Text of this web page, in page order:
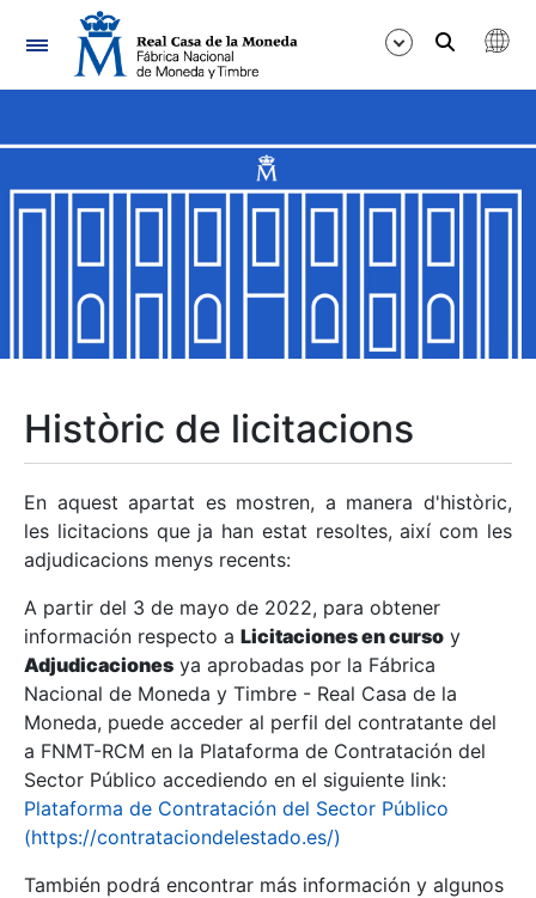
Navegació
Mostra/Amaga
Mostra/Amaga
Mostra/Amaga
Mostra/Amaga
Mostra/Amaga
Històric de licitacions
En aquest apartat es mostren, a manera d'històric,
les licitacions que ja han estat resoltes, així com les
adjudicacions menys recents:
A partir del 3 de mayo de 2022, para obtener
información respecto a Licitaciones en curso y
Adjudicaciones ya aprobadas por la Fábrica
Nacional de Moneda y Timbre - Real Casa de la
Moneda, puede acceder al perfil del contratante del
a FNMT-RCM en la Plataforma de Contratación del
Sector Público accediendo en el siguiente link:
Plataforma de Contratación del Sector Público
(https://contrataciondelestado.es/)
También podrá encontrar más información y algunos